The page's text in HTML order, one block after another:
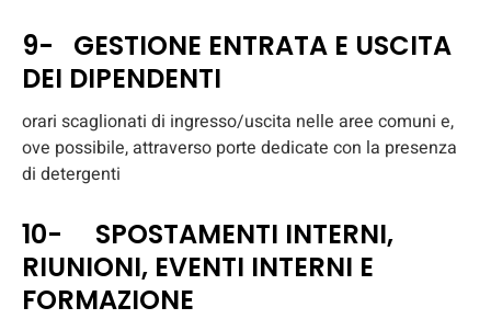
9- GESTIONE ENTRATA E USCITA
DEI DIPENDENTI
orari scaglionati di ingresso/uscita nelle aree comuni e,
ove possibile, attraverso porte dedicate con la presenza
di detergenti
10- SPOSTAMENTI INTERNI,
RIUNIONI, EVENTI INTERNI E
FORMAZIONE